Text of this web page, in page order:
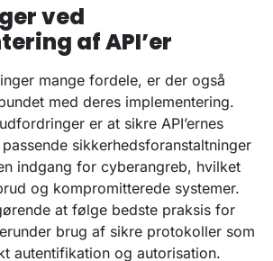
ved
af API’er
mange fordele, er der også
med deres implementering.
er at sikre API’ernes
sikkerhedsforanstaltninger
indgang for cyberangreb, hvilket
og kompromitterede systemer.
at følge bedste praksis for
brug af sikre protokoller som
autentifikation og autorisation.